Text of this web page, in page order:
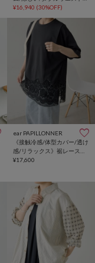
麻ライクストライプパンツ
¥16,940 (30%OFF)
ear PAPILLONNER
《接触冷感/体型カバー/透け
感/リラックス》裾レースト
ップス【SUM1 STYLE(スミ
¥17,600